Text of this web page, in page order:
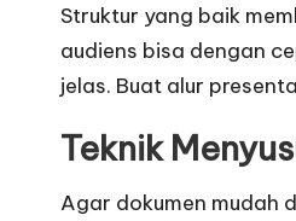
Struktur yang baik
audiens bisa dengan
jelas. Buat alur
Teknik
Agar dokumen mudah